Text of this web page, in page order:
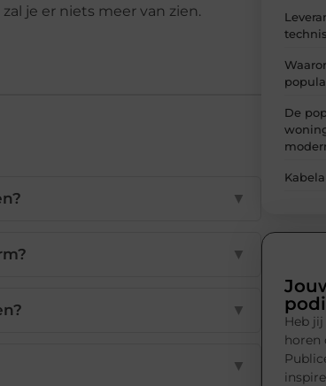
je er niets meer van zien.
▼
▼
▼
▼
De
Heb
horen